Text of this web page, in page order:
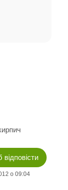
відповісти
о 09:04